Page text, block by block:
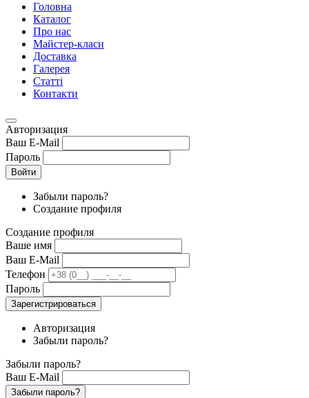
Головна
Каталог
Про нас
Майстер-класи
Доставка
Галерея
Статтi
Контакти
Авторизация
Ваш E-Mail
Пароль
Войти
Забыли пароль?
Создание профиля
Создание профиля
Ваше имя
Ваш E-Mail
Телефон
Пароль
Зарегистрироваться
Авторизация
Забыли пароль?
Забыли пароль?
Ваш E-Mail
Забыли пароль?